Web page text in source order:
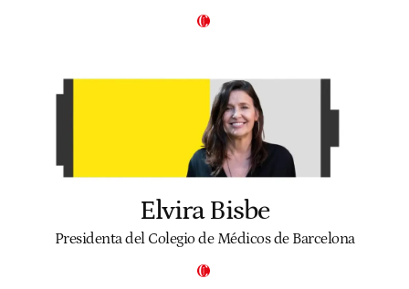
Elvira Bisbe
Presidenta del Colegio de Médicos de Barcelona